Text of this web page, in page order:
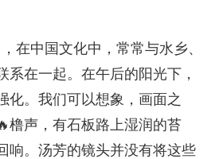
在中国文化中，常常与水乡、
系在一起。在午后的阳光下，
化。我们可以想象，画面之
橹声，有石板路上湿润的苔
响。汤芳的镜头并没有将这些